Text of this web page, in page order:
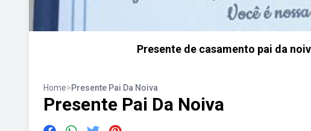
Presente de casamento pai da
Home>Presente Pai Da Noiva
Presente Pai Da Noiva